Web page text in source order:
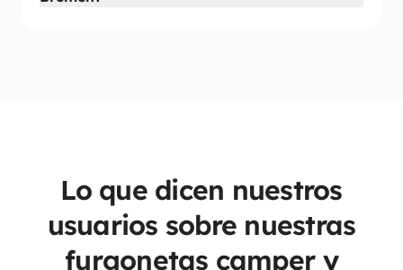
Lo que dicen nuestros
usuarios sobre nuestras
furgonetas camper y